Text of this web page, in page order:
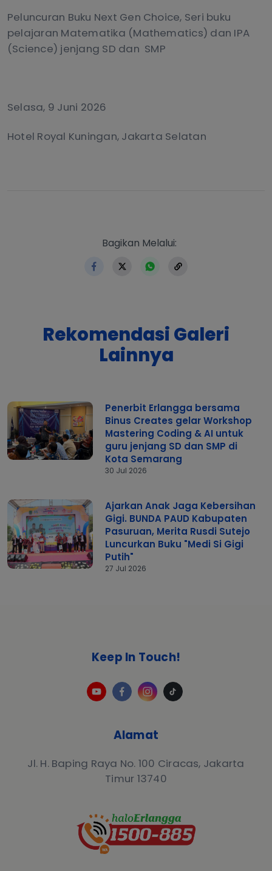
Peluncuran Buku Next Gen Choice, Seri buku
pelajaran Matematika (Mathematics) dan IPA
(Science) jenjang SD dan SMP
Selasa, 9 Juni 2026
Hotel Royal Kuningan, Jakarta Selatan
https://
Bagikan Melalui:
Rekomendasi Galeri
Lainnya
Penerbit Erlangga bersama
Binus Creates gelar Workshop
Mastering Coding & AI untuk
guru jenjang SD dan SMP di
Kota Semarang
30 Jul 2026
Ajarkan Anak Jaga Kebersihan
Gigi. BUNDA PAUD Kabupaten
Pasuruan, Merita Rusdi Sutejo
Luncurkan Buku "Medi Si Gigi
Putih"
27 Jul 2026
Alamat
Jl. H. Baping Raya No. 100 Ciracas, Jakarta
Timur 13740
Keep In Touch!